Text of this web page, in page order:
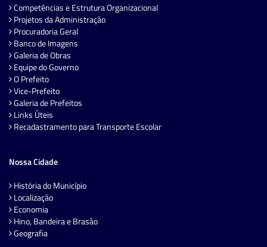
Competências e Estrutura Organizacional
Projetos da Administração
Procuradoria Geral
Banco de Imagens
Galeria de Obras
Equipe do Governo
O Prefeito
Vice-Prefeito
Galeria de Prefeitos
Links Úteis
Recadastramento para Transporte Escolar
Nossa Cidade
História do Município
Localização
Economia
Hino, Bandeira e Brasão
Geografia